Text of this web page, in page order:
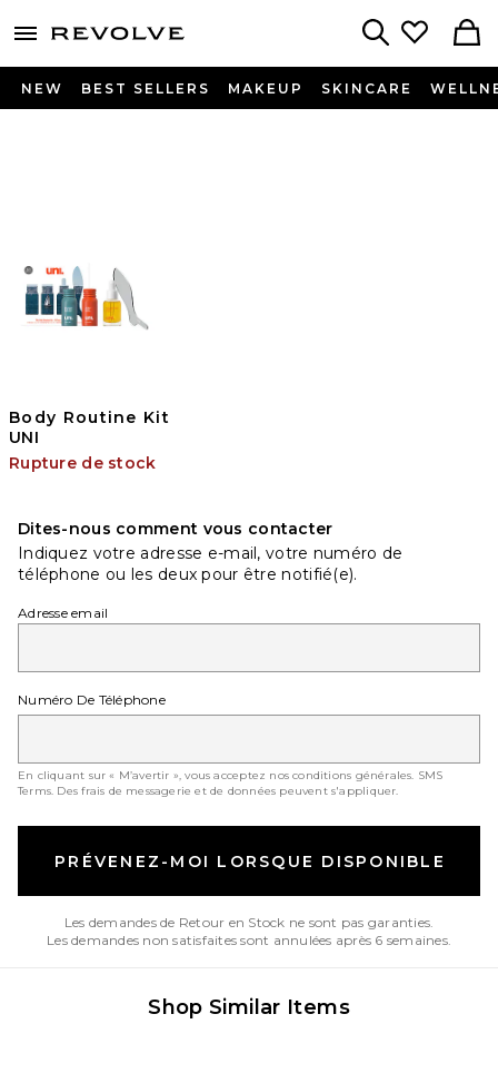
menu - shows more content
NEW BEST SELLERS MAKEUP SKINCARE
Body Routine Kit
UNI
Rupture de stock
Dites-nous comment vous contacter
Indiquez votre adresse e-mail, votre numéro de
téléphone ou les deux pour être notifié(e).
Adresse email
Numéro De Téléphone
En cliquant sur « M’avertir », vous acceptez nos conditions générales. SMS
Terms. Des frais de messagerie et de données peuvent s'appliquer.
PRÉVENEZ-MOI LORSQUE DISPONIBLE
Les demandes de Retour en Stock ne sont pas garanties.
Les demandes non satisfaites sont annulées après 6 semaines.
Shop Similar Items